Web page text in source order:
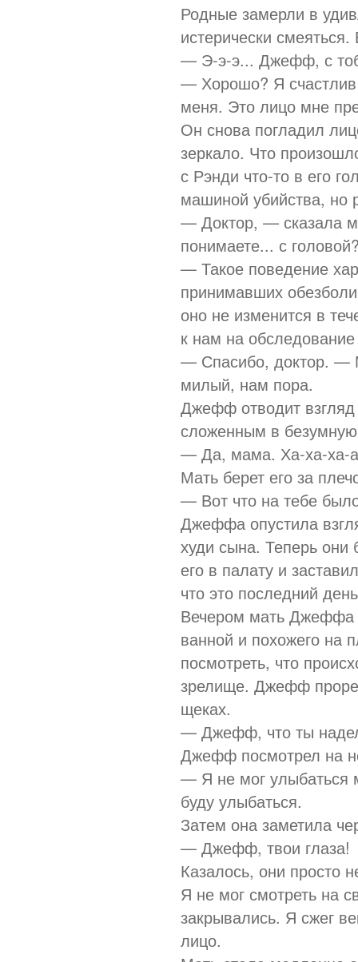
Родные замерли в
истерически
— Э-э-э... Джефф, с
— Хорошо? Я счастлив
меня. Это лицо мне
Он снова погладил
зеркало. Что
с Рэнди что-то в его
машиной убийства, но
— Доктор, — сказала
понимаете... с
— Такое поведение
принимавших
оно не изменится в
к нам на
— Спасибо, доктор.
милый, нам пора.
Джефф отводит
сложенным в
— Да, мама. Ха-ха-ха-
Мать берет его за
— Вот что на тебе
Джеффа опустила
худи сына. Теперь они
его в палату и
что это последний
Вечером мать Джеффа
ванной и похожего на
посмотреть, что
зрелище. Джефф
щеках.
— Джефф, что ты
Джефф посмотрел на
— Я не мог улыбаться
буду улыбаться.
Затем она заметила
— Джефф, твои глаза!
Казалось, они просто
Я не мог смотреть на
закрывались. Я сжег
лицо.